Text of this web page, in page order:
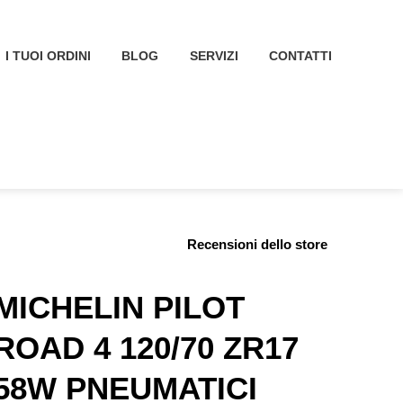
I TUOI ORDINI BLOG SERVIZI CONTATTI
Recensioni dello store
PILOT
4 120/70 ZR17
PNEUMATICI